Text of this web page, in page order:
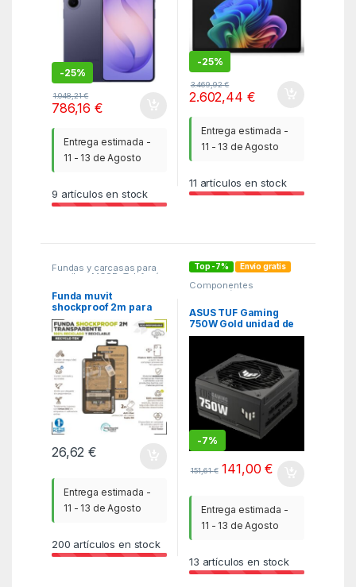
-25%
1.048,21€
786,16€
Entrega estimada -
11 - 13 de Agosto
9 artículos en stock
-25%
3.469,92€
2.602,44 €
Entrega estimada -
11 - 13 de Agosto
11 artículos en stock
Fundas y carcasas para
moviles MGSR Telefonía
Funda muvit
shockproof 2m para
apple iphone 15 pro
transparente
26,62€
Entrega estimada -
11 - 13 de Agosto
200 artículos en stock
Top -7% Envío gratis
Componentes
integración
ASUS TUF Gaming
750W Gold unidad de
fuente de alimentación
-7%
151,61€ 141,00€
Entrega estimada -
11 - 13 de Agosto
13 artículos en stock